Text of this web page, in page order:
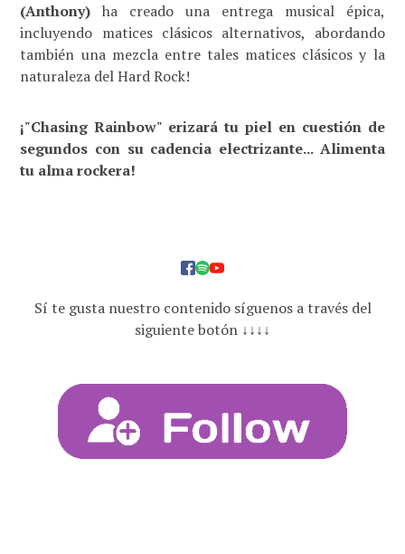
(Anthony) ha creado una entrega musical épica,
incluyendo matices clásicos alternativos, abordando
también una mezcla entre tales matices clásicos y la
naturaleza del Hard Rock!
¡"Chasing Rainbow" erizará tu piel en cuestión de
segundos con su cadencia electrizante... Alimenta
tu alma rockera!
Sí te gusta nuestro contenido síguenos a través del
siguiente botón ↓↓↓↓